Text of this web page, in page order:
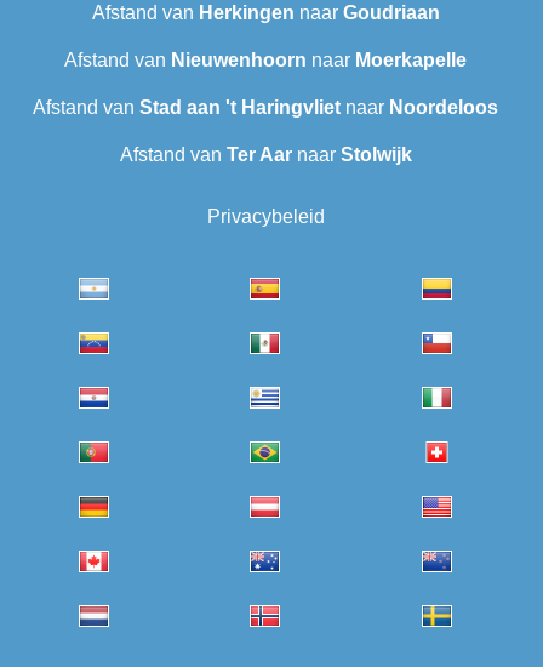
Afstand van Herkingen naar Goudriaan
Afstand van Nieuwenhoorn naar Moerkapelle
Afstand van Stad aan 't Haringvliet naar Noordeloos
Afstand van Ter Aar‎naar Stolwijk
Privacybeleid